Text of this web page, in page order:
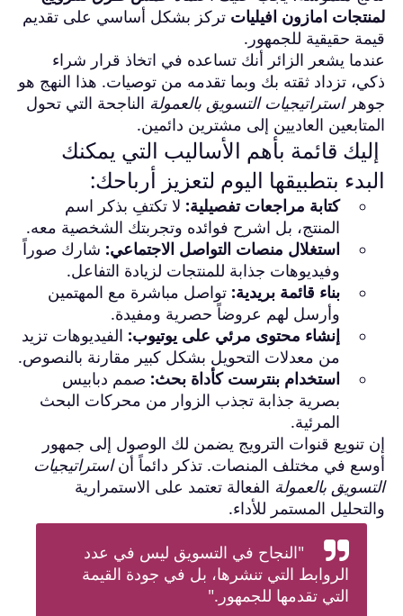
لمنتجات امازون افيليات تركز بشكل أساسي على تقديم
قيمة حقيقية للجمهور.
عندما يشعر الزائر أنك تساعده في اتخاذ قرار شراء
ذكي، تزداد ثقته بك وبما تقدمه من توصيات. هذا النهج هو
جوهراستراتيجيات التسويق بالعمولة الناجحة التي تحول
المتابعين العاديين إلى مشترين دائمين.
إليك قائمة بأهم الأساليب التي يمكنك
البدء بتطبيقها اليوم لتعزيز أرباحك:
كتابة مراجعات تفصيلية: لا تكتفِ بذكر اسم
المنتج، بل اشرح فوائده وتجربتك الشخصية معه.
استغلال منصات التواصل الاجتماعي: شارك صوراً
وفيديوهات جذابة للمنتجات لزيادة التفاعل.
بناء قائمة بريدية: تواصل مباشرة مع المهتمين
وأرسل لهم عروضاً حصرية ومفيدة.
إنشاء محتوى مرئي على يوتيوب: الفيديوهات تزيد
من معدلات التحويل بشكل كبير مقارنة بالنصوص.
استخدام بنترست كأداة بحث: صمم دبابيس
بصرية جذابة تجذب الزوار من محركات البحث
المرئية.
إن تنويع قنوات الترويج يضمن لك الوصول إلى جمهور
أوسع في مختلف المنصات. تذكر دائماً أناستراتيجيات
التسويق بالعمولة الفعالة تعتمد على الاستمرارية
والتحليل المستمر للأداء.
"النجاح في التسويق ليس في عدد
الروابط التي تنشرها، بل في جودة القيمة
التي تقدمها للجمهور."